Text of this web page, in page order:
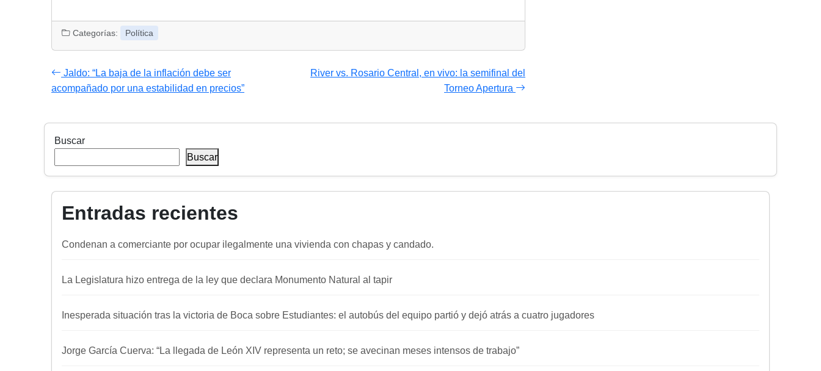
Categorías: Política
Jaldo: “La baja de la inflación debe ser
acompañado por una estabilidad en precios”
River vs. Rosario Central, en vivo: la semifinal del
Torneo Apertura
Buscar
Buscar
Entradas recientes
Condenan a comerciante por ocupar ilegalmente una vivienda con chapas y candado.
La Legislatura hizo entrega de la ley que declara Monumento Natural al tapir
Inesperada situación tras la victoria de Boca sobre Estudiantes: el autobús del equipo partió y dejó atrás a cuatro jugadores
Jorge García Cuerva: “La llegada de León XIV representa un reto; se avecinan meses intensos de trabajo”